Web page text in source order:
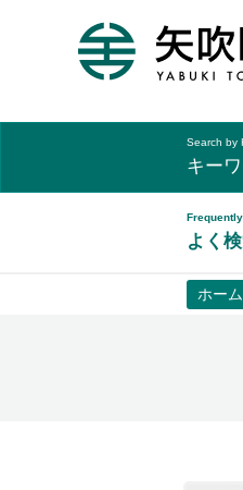
Search by
キー
よく
ホーム